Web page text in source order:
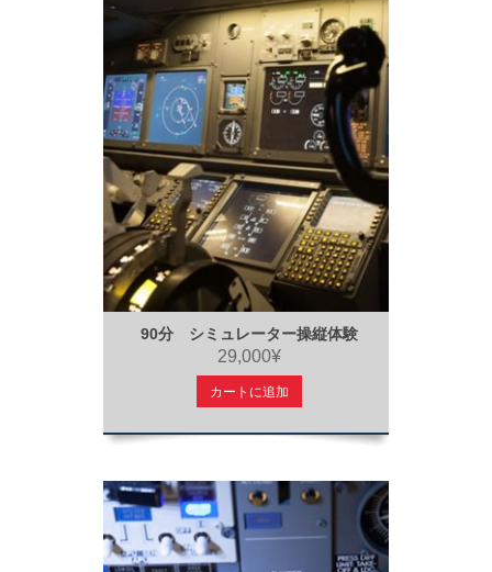
90分 シミュレーター操縦体験
29,000¥
カートに追加